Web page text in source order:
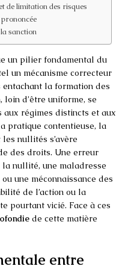
de limitation des risques
sanction
un pilier fondamental du
un mécanisme correcteur
la formation des
loin d’être uniforme, se
régimes distincts et aux
pratique contentieuse, la
nullités s’avère
des droits. Une erreur
nullité, une maladresse
une méconnaissance des
de l’action ou la
pourtant vicié. Face à ces
de cette matière
entre